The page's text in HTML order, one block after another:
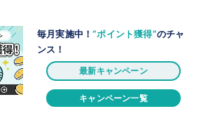
毎月実施中！“ポイント獲得”のチャ
ンス！
最新キャンペーン
キャンペーン一覧